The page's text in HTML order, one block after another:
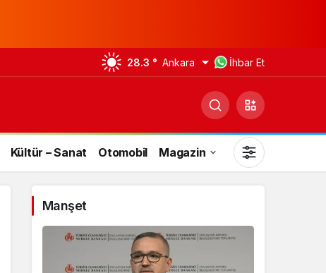
28.3 ° Ankara İhbar Et
Kültür – Sanat Otomobil Magazin
Gündüz Modu
Manşet